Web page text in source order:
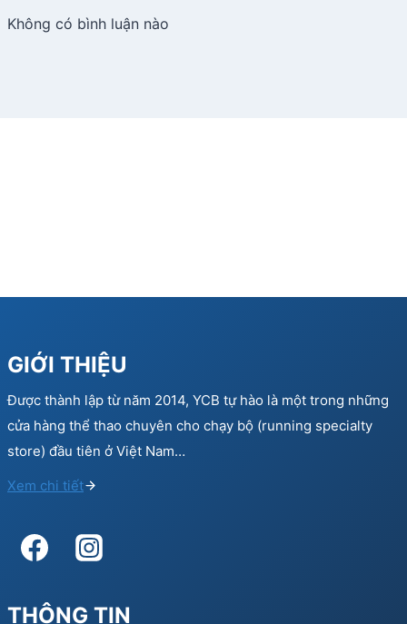
Không có bình luận nào
GIỚI THIỆU
Được thành lập từ năm 2014, YCB tự hào là một trong những
cửa hàng thể thao chuyên cho chạy bộ (running specialty
store) đầu tiên ở Việt Nam…
Xem chi tiết
THÔNG TIN